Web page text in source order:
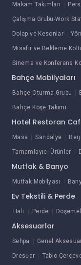
Makam Takımları
Çalışma Grubu-Work
Dolap ve Kesonlar
Misafir ve Bekleme
Sinema ve Konferans
Bahçe Mobilyaları
Bahçe Oturma Grubu
Bahçe Köşe Takımı
Hotel Restoran
Masa Sandalye
Tamamlayıcı Ürünler
Mutfak & Banyo
Mutfak Mobilyası
Ev Tekstili & Perde
Halı Perde
Aksesuarlar
Sehpa Genel
Dresuar Tablo